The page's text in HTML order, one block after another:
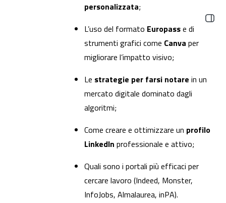
Apri il
personalizzata;
L’uso del formato Europasse di
strumenti grafici come Canva per
migliorare l’impatto visivo;
Le strategie per farsi notare in un
mercato digitale dominato dagli
algoritmi;
Come creare e ottimizzare un profilo
LinkedIn professionale e attivo;
Quali sono i portali più efficaci per
cercare lavoro (Indeed, Monster,
InfoJobs, Almalaurea, inPA).